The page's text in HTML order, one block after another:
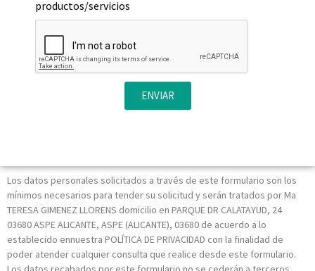
productos/servicios
ENVIAR
Los datos personales solicitados a través de este formulario son los
mínimos necesarios para tender su solicitud y serán tratados por Ma
TERESA GIMENEZ LLORENS domicilio en PARQUE DR CALATAYUD, 24
03680 ASPE ALICANTE, ASPE (ALICANTE), 03680 de acuerdo a lo
establecido ennuestra POLÍTICA DE PRIVACIDAD con la finalidad de
poder atender cualquier consulta que realice desde este formulario.